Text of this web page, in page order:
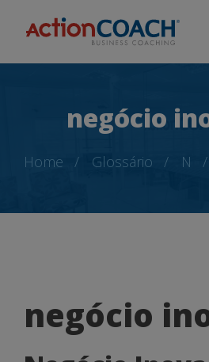
negócio
Home Glossário N
negócio
inovador
negócio